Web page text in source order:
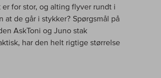
for stor, og alting flyver rundt i
at de går i stykker? Spørgsmål på
AskToni og Juno stak
har den helt rigtige størrelse